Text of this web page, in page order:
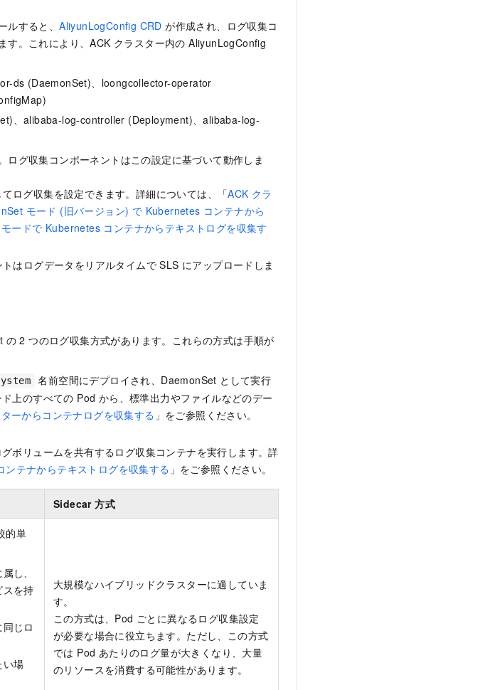
ルすると、AliyunLogConfig CRD が作成され、ログ収集コ
す。これにより、ACK クラスター内の AliyunLogConfig
ds (DaemonSet)、loongcollector-operator
、alibaba-log-controller (Deployment)、alibaba-log-
グ収集コンポーネントはこの設定に基づいて動作しま
ログ収集を設定できます。詳細については、「ACK クラ
モード (旧バージョン) で Kubernetes コンテナから
ードで Kubernetes コンテナからテキストログを収集す
はログデータをリアルタイムで SLS にアップロードしま
2 つのログ収集方式があります。これらの方式は手順が
名前空間にデプロイされ、DaemonSet として実行
上のすべての Pod から、標準出力やファイルなどのデー
ーからコンテナログを収集する 」をご参照ください。
ボリュームを共有するログ収集コンテナを実行します。詳
テナからテキストログを収集する 」をご参照ください。
Sidecar 方式
的単
し、
を持
じロ
い場
大規模なハイブリッドクラスターに適していま
す。
この方式は、Pod ごとに異なるログ収集設定
が必要な場合に役立ちます。ただし、この方式
では Pod あたりのログ量が大きくなり、大量
のリソースを消費する可能性があります。